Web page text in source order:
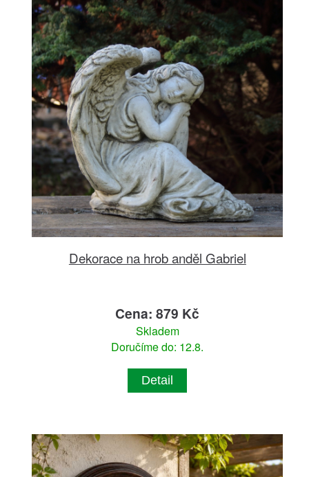
Dekorace na hrob anděl Gabriel
Cena: 879 Kč
Skladem
Doručíme do: 12.8.
Detail